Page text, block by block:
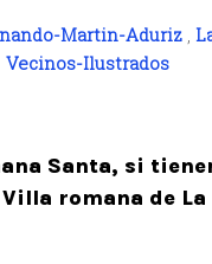
Martin-Aduriz ,
Vecinos-Ilustrados
Santa, si
romana de La